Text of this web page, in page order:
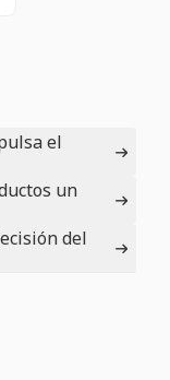
el
un
del